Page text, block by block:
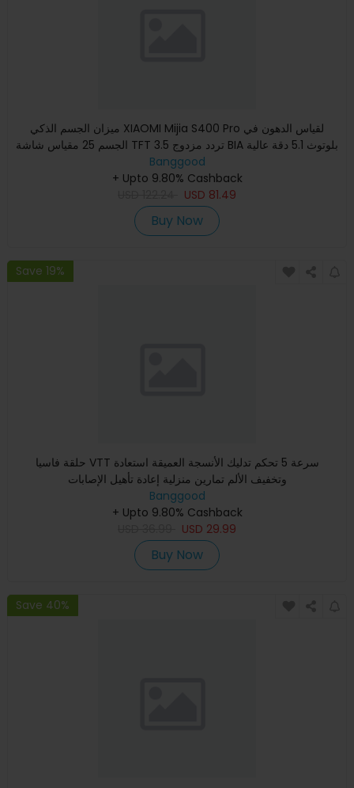
ميزان الجسم الذكي XIAOMI Mijia S400 Pro لقياس الدهون في
الجسم 25 مقياس شاشة TFT 3.5 تردد مزدوج BIA بلوتوث 5.1 دقة عالية
Banggood
+ Upto 9.80% Cashback
USD 81.49
Buy Now
Save 19%
حلقة فاسيا VTT سرعة 5 تحكم تدليك الأنسجة العميقة استعادة
وتخفيف الألم تمارين منزلية إعادة تأهيل الإصابات
Banggood
+ Upto 9.80% Cashback
USD 29.99
Buy Now
Save 40%